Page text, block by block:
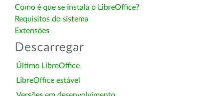
Como é que se instala o LibreOffice?
Requisitos do sistema
Extensões
Descarregar
Último LibreOffice
LibreOffice estável